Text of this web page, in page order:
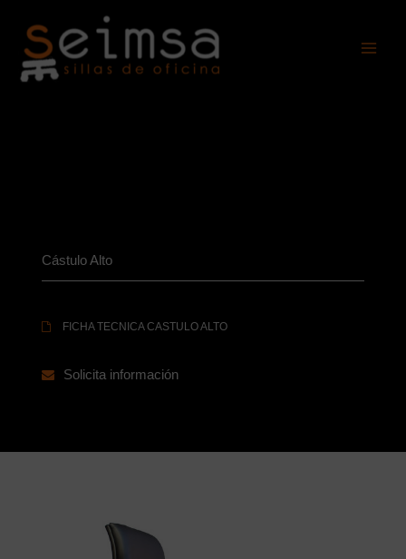
contenido
Cástulo Alto
FICHA TECNICA CASTULO ALTO
Solicita información